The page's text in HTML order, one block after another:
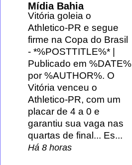
Mídia Bahia
Vitória goleia o
Athletico-PR e segue
firme na Copa do Brasil
- *%POSTTITLE%* |
Publicado em %DATE%
por %AUTHOR%. O
Vitória venceu o
Athletico-PR, com um
placar de 4 a 0 e
garantiu sua vaga nas
quartas de final... Es...
Há 8 horas